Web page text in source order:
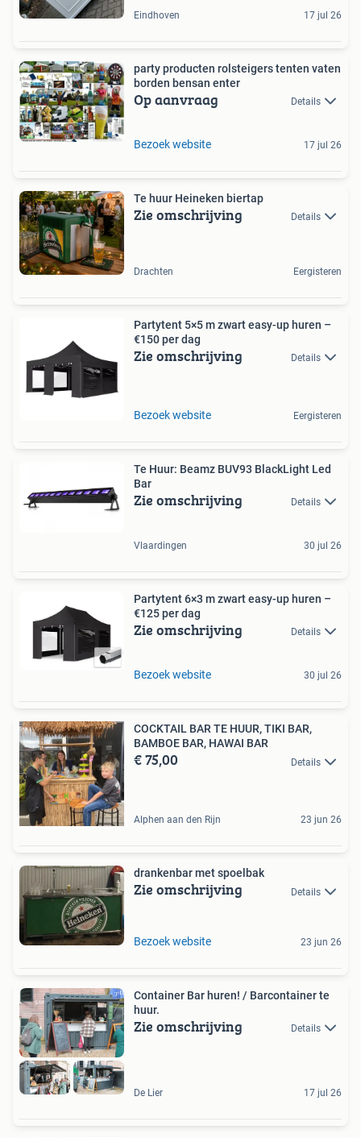
Eindhoven 17 jul 26
party producten rolsteigers tenten vaten
borden bensan enter
Op aanvraag Details
Bezoek website 17 jul 26
Te huur Heineken biertap
Zie omschrijving Details
Drachten Eergisteren
Partytent 5×5 m zwart easy-up huren –
€150 per dag
Zie omschrijving Details
Bezoek website Eergisteren
Te Huur: Beamz BUV93 BlackLight Led
Bar
Zie omschrijving Details
Vlaardingen 30 jul 26
Partytent 6×3 m zwart easy-up huren –
€125 per dag
Zie omschrijving Details
Bezoek website 30 jul 26
COCKTAIL BAR TE HUUR, TIKI BAR,
BAMBOE BAR, HAWAI BAR
€ 75,00 Details
Alphen aan den Rijn 23 jun 26
drankenbar met spoelbak
Zie omschrijving Details
Bezoek website 23 jun 26
Container Bar huren! / Barcontainer te
huur.
Zie omschrijving Details
De Lier 17 jul 26